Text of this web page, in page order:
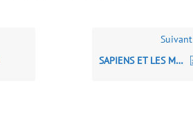
Suivant
SAPIENS ET LES MICROBES : LES EPIDEMIES CONTEMPORAINES